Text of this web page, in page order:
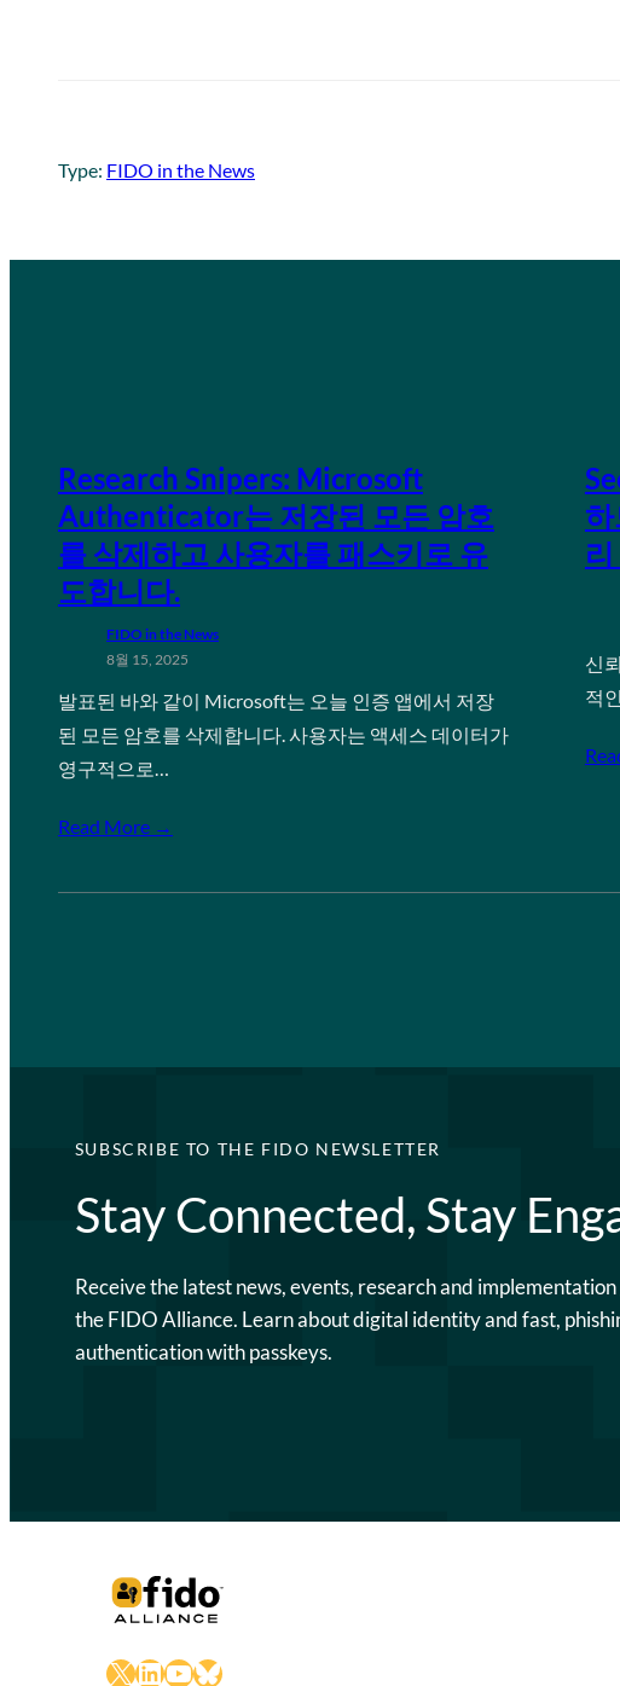
Type: FIDO in the News
Research Snipers: Microsoft
Authenticator는 저장된 모든 암호
를 삭제하고 사용자를 패스키로 유
도합니다.
FIDO in the News
8월 15, 2025
발표된 바와 같이 Microsoft는 오늘 인증 앱에서 저장
된 모든 암호를 삭제합니다. 사용자는 액세스 데이터가
영구적으로…
Read More →
신
적
SUBSCRIBE TO THE FIDO NEWSLETTER
Stay Connected, Stay
Receive the latest news, events, research and
the FIDO Alliance. Learn about digital identity and fast,
authentication with passkeys.
X LinkedIn
YouTube
Bluesky